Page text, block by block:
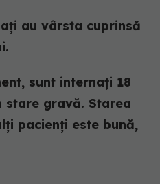
au vârsta cuprinsă
sunt internați 18
stare gravă. Starea
pacienți este bună,